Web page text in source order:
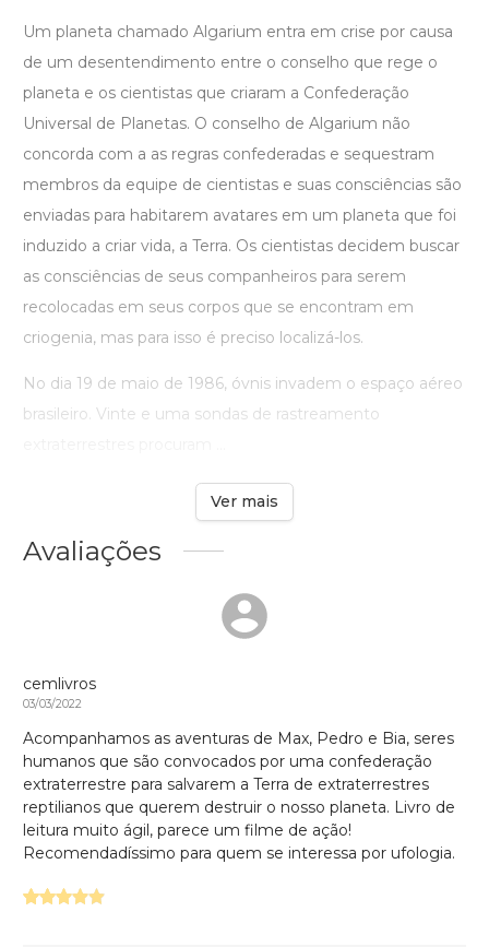
Um planeta chamado Algarium entra em crise por causa
de um desentendimento entre o conselho que rege o
planeta e os cientistas que criaram a Confederação
Universal de Planetas. O conselho de Algarium não
concorda com a as regras confederadas e sequestram
membros da equipe de cientistas e suas consciências são
enviadas para habitarem avatares em um planeta que foi
induzido a criar vida, a Terra. Os cientistas decidem buscar
as consciências de seus companheiros para serem
recolocadas em seus corpos que se encontram em
criogenia, mas para isso é preciso localizá-los.
No dia 19 de maio de 1986, óvnis invadem o espaço aéreo
brasileiro. Vinte e uma sondas de rastreamento
Ver mais
Avaliações
cemlivros
03/03/2022
Acompanhamos as aventuras de Max, Pedro e Bia, seres
humanos que são convocados por uma confederação
extraterrestre para salvarem a Terra de extraterrestres
reptilianos que querem destruir o nosso planeta. Livro de
leitura muito ágil, parece um filme de ação!
Recomendadíssimo para quem se interessa por ufologia.